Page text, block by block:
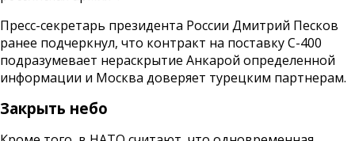
Пресс-секретарь президента России Дмитрий Песков
ранее подчеркнул, что контракт на поставку С-400
подразумевает нераскрытие Анкарой определенной
информации и Москва доверяет турецким партнерам.
Закрыть небо